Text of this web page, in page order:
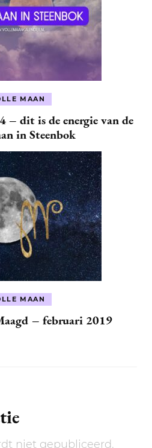
MAAN
– dit is de energie van de
in Steenbok
MAAN
– februari 2019
niet gepubliceerd.